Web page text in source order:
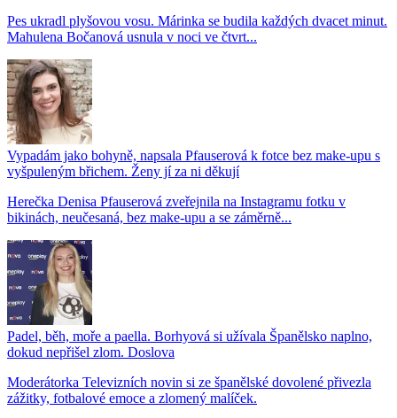
Pes ukradl plyšovou vosu. Márinka se budila každých dvacet minut.
Mahulena Bočanová usnula v noci ve čtvrt...
Vypadám jako bohyně, napsala Pfauserová k fotce bez make-upu s
vyšpuleným břichem. Ženy jí za ni děkují
Herečka Denisa Pfauserová zveřejnila na Instagramu fotku v
bikinách, neučesaná, bez make-upu a se záměrně...
Padel, běh, moře a paella. Borhyová si užívala Španělsko naplno,
dokud nepřišel zlom. Doslova
Moderátorka Televizních novin si ze španělské dovolené přivezla
zážitky, fotbalové emoce a zlomený malíček.